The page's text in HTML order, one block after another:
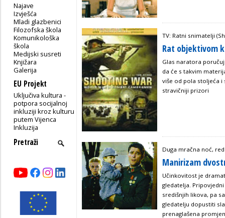
Najave
Izvješća
Mladi glazbenici
Filozofska škola
Komunikološka
škola
Medijski susreti
Knjižara
Galerija
EU Projekt
Uključiva kultura -
potpora socijalnoj
inkluziji kroz kulturu
putem Vijenca
Inkluzija
TV: Ratni snimatelji
Rat objektivom
Glas naratora
da će s takvim
više od pola stoljeća i
stravičniji prizori
Duga mračna noć,
Manirizam
Učinkovitost je
gledatelja.
središnjih likova, pa
gledatelju dopustiti
prenaglašena